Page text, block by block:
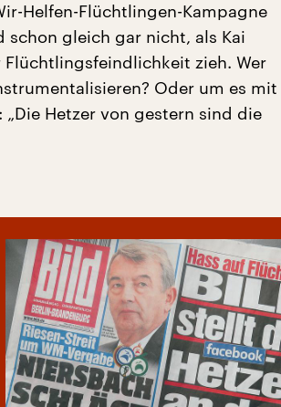
Helfen-Flüchtlingen-Kampagne
schon gleich gar nicht, als Kai
zieh. Wer
Oder um es mit
Hetzer von gestern sind die